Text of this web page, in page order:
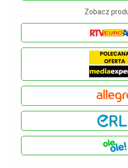
Zobacz